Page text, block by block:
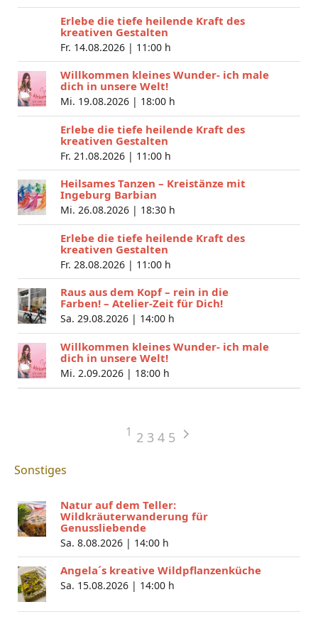
Erlebe die tiefe heilende Kraft des
kreativen Gestalten
Fr. 14.08.2026 | 11:00 h
Willkommen kleines Wunder- ich male
dich in unsere Welt!
Mi. 19.08.2026 | 18:00 h
Erlebe die tiefe heilende Kraft des
kreativen Gestalten
Fr. 21.08.2026 | 11:00 h
Heilsames Tanzen – Kreistänze mit
Ingeburg Barbian
Mi. 26.08.2026 | 18:30 h
Erlebe die tiefe heilende Kraft des
kreativen Gestalten
Fr. 28.08.2026 | 11:00 h
Raus aus dem Kopf – rein in die
Farben! – Atelier-Zeit für Dich!
Sa. 29.08.2026 | 14:00 h
Willkommen kleines Wunder- ich male
dich in unsere Welt!
Mi. 2.09.2026 | 18:00 h
1 2 3 4 5
Sonstiges
Natur auf dem Teller:
Wildkräuterwanderung für
Genussliebende
Sa. 8.08.2026 | 14:00 h
Angela´s kreative Wildpflanzenküche
Sa. 15.08.2026 | 14:00 h